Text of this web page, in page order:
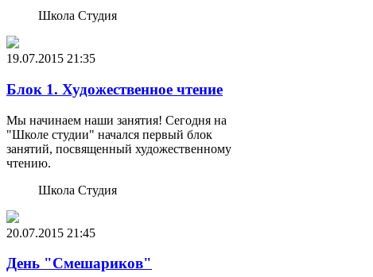
Школа Студия
19.07.2015 21:35
Блок 1. Художественное чтение
Мы начинаем наши занятия! Сегодня на
"Школе студии" начался первый блок
занятий, посвященный художественному
чтению.
Школа Студия
20.07.2015 21:45
День "Смешариков"